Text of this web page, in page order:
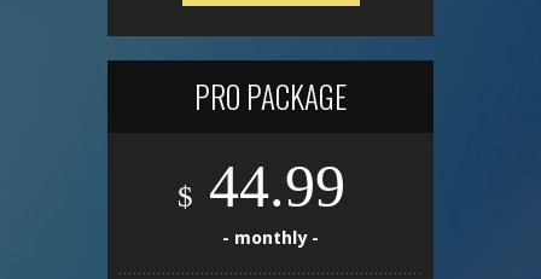
PRO PACKAGE
$ 44.99
- monthly -